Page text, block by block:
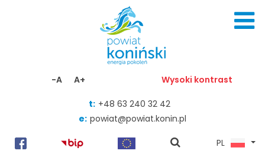
-A A+ Wysoki kontrast
t: +48 63 240 32 42
e: powiat@powiat.konin.pl
pokaż
PL